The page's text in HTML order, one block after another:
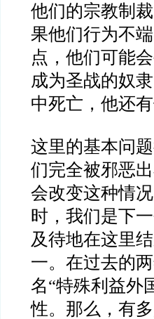
他们的宗教制
果他们行为不
点，他们可能
成为圣战的奴
中死亡，他还
这里的基本问
们完全被邪恶
会改变这种情
时，我们是下
及待地在这里结
一。在过去的
名“特殊利益外
性。那么，有